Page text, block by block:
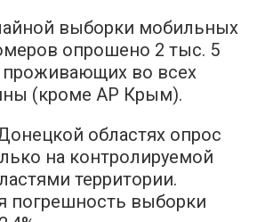
выборки мобильных
опрошено 2 тыс. 5
проживающих во всех
(кроме АР Крым).
областях опрос
на контролируемой
территории.
погрешность выборки